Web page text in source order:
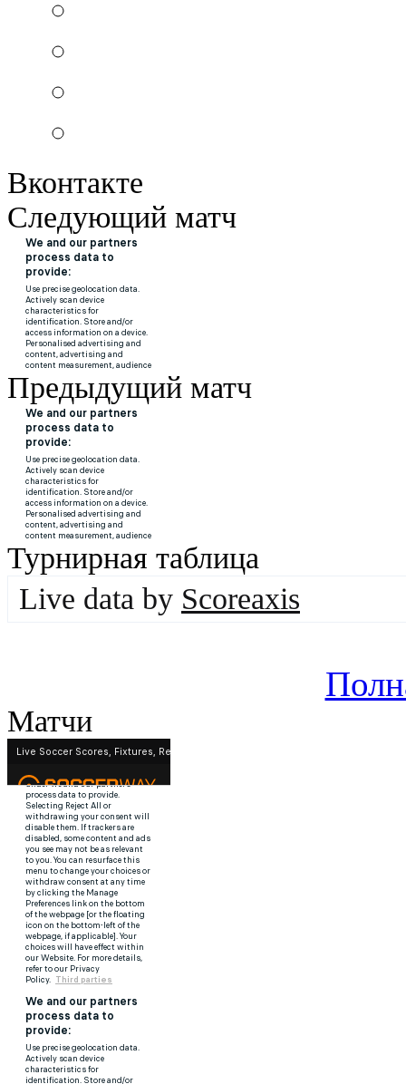
Вконтакте
Следующий матч
Предыдущий матч
Турнирная таблица
Live data by Scoreaxis
Матчи